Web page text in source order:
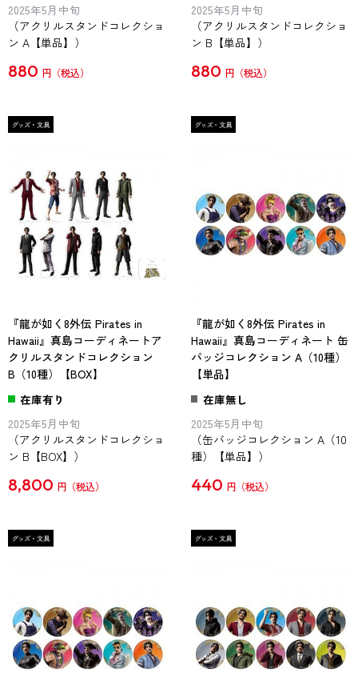
2025年5月中旬
（アクリルスタンドコレクショ
ン A【単品】）
880 円
2025年5月中旬
（アクリルスタンドコレクショ
ン B【単品】）
880 円
『龍が如く8外伝 Pirates in
Hawaii』真島コーディネートア
クリルスタンドコレクション
B（10種）【BOX】
在庫有り
2025年5月中旬
（アクリルスタンドコレクショ
ン B【BOX】）
8,800 円
『龍が如く8外伝 Pirates in
Hawaii』真島コーディネート 缶
バッジコレクション A（10種）
【単品】
在庫無し
2025年5月中旬
（缶バッジコレクション A（10
種）【単品】）
440 円